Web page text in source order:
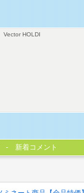
Vector HOLDI
新着コメント